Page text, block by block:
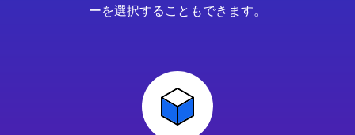
ーを選択することもできます。